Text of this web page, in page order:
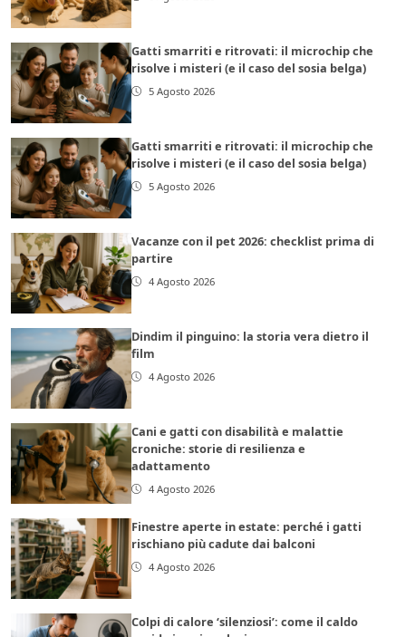
Gatti smarriti e ritrovati: il microchip che
risolve i misteri (e il caso del sosia belga)
5 Agosto 2026
Gatti smarriti e ritrovati: il microchip che
risolve i misteri (e il caso del sosia belga)
5 Agosto 2026
Vacanze con il pet 2026: checklist prima di
partire
4 Agosto 2026
Dindim il pinguino: la storia vera dietro il
film
4 Agosto 2026
Cani e gatti con disabilità e malattie
croniche: storie di resilienza e
adattamento
4 Agosto 2026
Finestre aperte in estate: perché i gatti
rischiano più cadute dai balconi
4 Agosto 2026
Colpi di calore ‘silenziosi’: come il caldo